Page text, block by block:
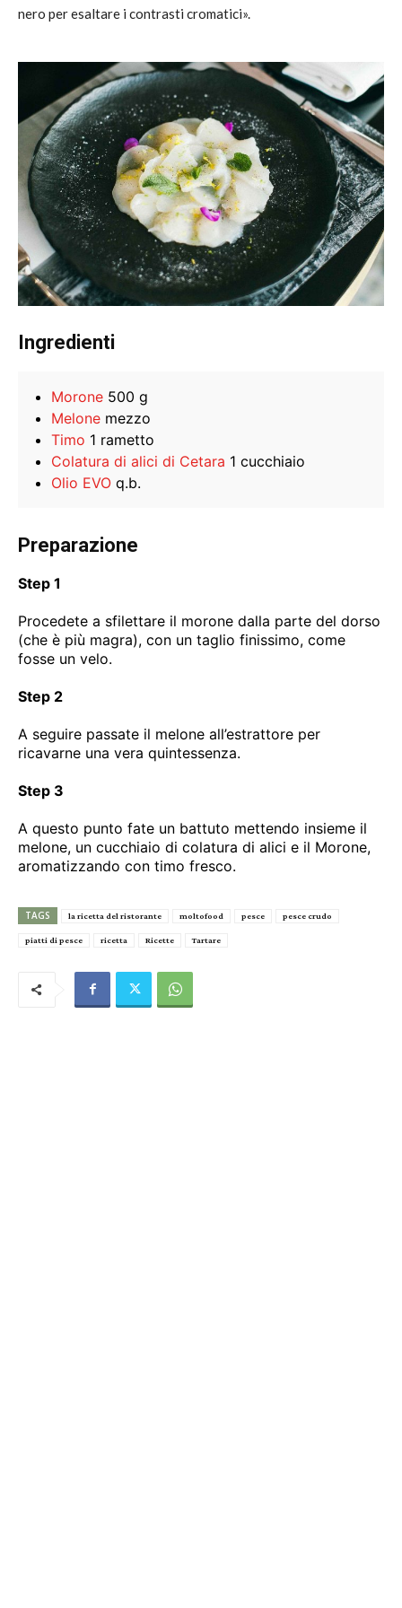
nero per esaltare i contrasti cromatici».
Ingredienti
Morone 500 g
Melone mezzo
Timo 1 rametto
Colatura di alici di Cetara 1 cucchiaio
Olio EVO q.b.
Preparazione
Step 1
Procedete a sfilettare il morone dalla parte del dorso
(che è più magra), con un taglio finissimo, come
fosse un velo.
Step 2
A seguire passate il melone all’estrattore per
ricavarne una vera quintessenza.
Step 3
A questo punto fate un battuto mettendo insieme il
melone, un cucchiaio di colatura di alici e il Morone,
aromatizzando con timo fresco.
TAGS la ricetta del ristorante moltofood pesce pesce crudo
piatti di pesce ricetta Ricette Tartare